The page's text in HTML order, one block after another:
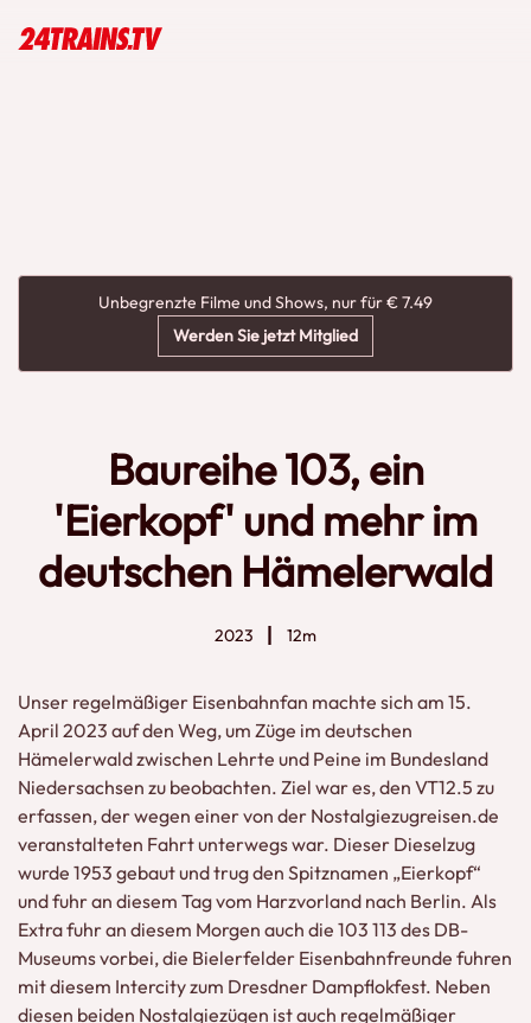
Unbegrenzte Filme und Shows, nur für € 7.49
Werden Sie jetzt Mitglied
Baureihe 103, ein
'Eierkopf' und mehr im
deutschen Hämelerwald
2023 12m
Unser regelmäßiger Eisenbahnfan machte sich am 15.
April 2023 auf den Weg, um Züge im deutschen
Hämelerwald zwischen Lehrte und Peine im Bundesland
Niedersachsen zu beobachten. Ziel war es, den VT12.5 zu
erfassen, der wegen einer von der Nostalgiezugreisen.de
veranstalteten Fahrt unterwegs war. Dieser Dieselzug
wurde 1953 gebaut und trug den Spitznamen „Eierkopf“
und fuhr an diesem Tag vom Harzvorland nach Berlin. Als
Extra fuhr an diesem Morgen auch die 103 113 des DB-
Museums vorbei, die Bielerfelder Eisenbahnfreunde fuhren
mit diesem Intercity zum Dresdner Dampflokfest. Neben
diesen beiden Nostalgiezügen ist auch regelmäßiger